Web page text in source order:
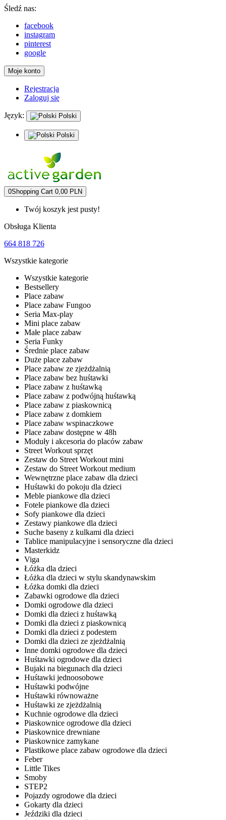
Śledź nas:
facebook
instagram
pinterest
google
Moje konto
Rejestracja
Zaloguj się
Język: Polski
Polski
0Shopping Cart 0,00 PLN
Twój koszyk jest pusty!
Obsługa Klienta
664 818 726
Wszystkie kategorie
Wszystkie kategorie
Bestsellery
Place zabaw
Place zabaw Fungoo
Seria Max-play
Mini place zabaw
Małe place zabaw
Seria Funky
Średnie place zabaw
Duże place zabaw
Place zabaw ze zjeżdżalnią
Place zabaw bez huśtawki
Place zabaw z huśtawką
Place zabaw z podwójną huśtawką
Place zabaw z piaskownicą
Place zabaw z domkiem
Place zabaw wspinaczkowe
Place zabaw dostępne w 48h
Moduły i akcesoria do placów zabaw
Street Workout sprzęt
Zestaw do Street Workout mini
Zestaw do Street Workout medium
Wewnętrzne place zabaw dla dzieci
Huśtawki do pokoju dla dzieci
Meble piankowe dla dzieci
Fotele piankowe dla dzieci
Sofy piankowe dla dzieci
Zestawy piankowe dla dzieci
Suche baseny z kulkami dla dzieci
Tablice manipulacyjne i sensoryczne dla dzieci
Masterkidz
Viga
Łóżka dla dzieci
Łóżka dla dzieci w stylu skandynawskim
Łóżka domki dla dzieci
Zabawki ogrodowe dla dzieci
Domki ogrodowe dla dzieci
Domki dla dzieci z huśtawką
Domki dla dzieci z piaskownicą
Domki dla dzieci z podestem
Domki dla dzieci ze zjeżdżalnią
Inne domki ogrodowe dla dzieci
Huśtawki ogrodowe dla dzieci
Bujaki na biegunach dla dzieci
Huśtawki jednoosobowe
Huśtawki podwójne
Huśtawki równoważne
Huśtawki ze zjeżdżalnią
Kuchnie ogrodowe dla dzieci
Piaskownice ogrodowe dla dzieci
Piaskownice drewniane
Piaskownice zamykane
Plastikowe place zabaw ogrodowe dla dzieci
Feber
Little Tikes
Smoby
STEP2
Pojazdy ogrodowe dla dzieci
Gokarty dla dzieci
Jeździki dla dzieci